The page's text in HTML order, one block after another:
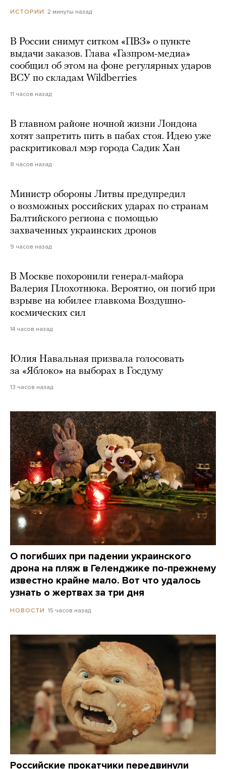
ИСТОРИИ 2 минуты назад
В России снимут ситком «ПВЗ» о пункте
выдачи заказов. Глава «Газпром-медиа»
сообщил об этом на фоне регулярных ударов
ВСУ по складам Wildberries
11 часов назад
В главном районе ночной жизни Лондона
хотят запретить пить в пабах стоя. Идею уже
раскритиковал мэр города Садик Хан
8 часов назад
Министр обороны Литвы предупредил
о возможных российских ударах по странам
Балтийского региона с помощью
захваченных украинских дронов
9 часов назад
В Москве похоронили генерал-майора
Валерия Плохотнюка. Вероятно, он погиб при
взрыве на юбилее главкома Воздушно-
космических сил
14 часов назад
Юлия Навальная призвала голосовать
за «Яблоко» на выборах в Госдуму
13 часов назад
О погибших при падении украинского
дрона на пляж в Геленджике по-прежнему
известно крайне мало. Вот что удалось
узнать о жертвах за три дня
НОВОСТИ 15 часов назад
Российские прокатчики передвинули